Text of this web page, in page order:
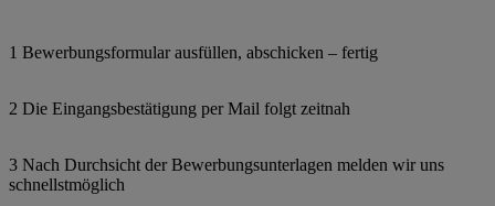
1 Bewerbungsformular ausfüllen, abschicken – fertig
2 Die Eingangsbestätigung per Mail folgt zeitnah
3 Nach Durchsicht der Bewerbungsunterlagen melden wir uns
schnellstmöglich